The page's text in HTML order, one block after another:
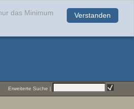
Verstanden
das Minimum
Erweiterte Suche |